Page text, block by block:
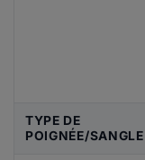
TYPE DE
POIGNÉE/SANGLE